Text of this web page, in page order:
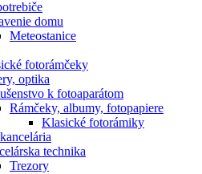
domu
Meteostanice
fotorámčeky
optika
k fotoaparátom
Rámčeky, albumy, fotopapiere
Klasické fotorámiky
technika
Trezory